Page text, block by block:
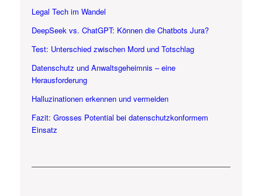
Legal Tech im Wandel
DeepSeek vs. ChatGPT: Können die Chatbots Jura?
Test: Unterschied zwischen Mord und Totschlag
Datenschutz und Anwaltsgeheimnis – eine
Herausforderung
Halluzinationen erkennen und vermeiden
Fazit: Grosses Potential bei datenschutzkonformem
Einsatz